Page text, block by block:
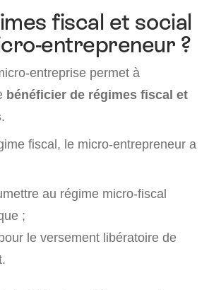
fiscal et social
entrepreneur ?
entreprise permet à
bénéficier de régimes fiscal et
.
fiscal, le micro-entrepreneur a
au régime micro-fiscal
;
le versement libératoire de